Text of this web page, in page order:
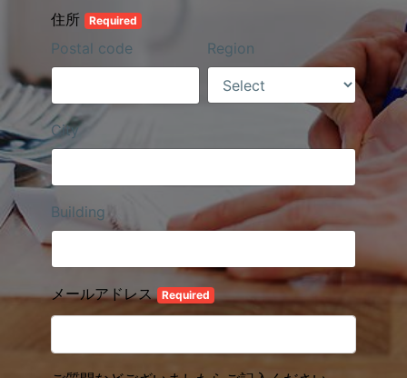
住所 Required
Postal code Region
City
Building
メールアドレス Required